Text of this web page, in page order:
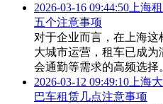
2026-03-16 09:44:50 上海
五个注意事项
对于企业而言，在上海
大城市运营，租车已成
会通勤等需求的高频选择
2026-03-12 09:49:10 上海
巴车租赁几点注意事项